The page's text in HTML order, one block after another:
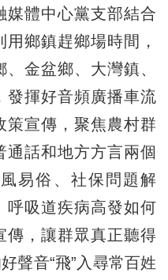
體中心黨支部結合
鄉鎮趕鄉場時間，
金盆鄉、大灣鎮、
發揮好音頻廣播車流
策宣傳，聚焦農村群
通話和地方方言兩個
易俗、社保問題解
呼吸道疾病高發如何
傳，讓群眾真正聽得
聲音“飛”入尋常百姓